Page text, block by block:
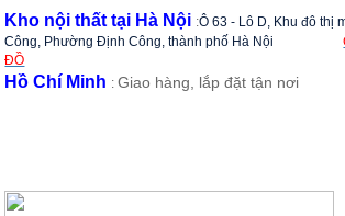
Kho nội thất tại Hà Nội :Ô 63 - Lô D, Khu đô thị
Công, Phường Định Công, thành phố Hà Nội
ĐỒ
Hồ Chí Minh :Giao hàng, lắp đặt tận nơi